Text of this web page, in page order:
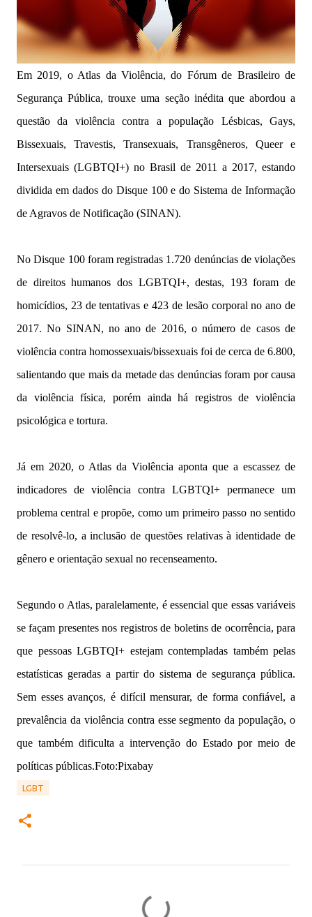
Em 2019, o Atlas da Violência, do Fórum de Brasileiro de
Segurança Pública, trouxe uma seção inédita que abordou a
questão da violência contra a população Lésbicas, Gays,
Bissexuais, Travestis, Transexuais, Transgêneros, Queer e
Intersexuais (LGBTQI+) no Brasil de 2011 a 2017, estando
dividida em dados do Disque 100 e do Sistema de Informação
de Agravos de Notificação (SINAN).
No Disque 100 foram registradas 1.720 denúncias de violações
de direitos humanos dos LGBTQI+, destas, 193 foram de
homicídios, 23 de tentativas e 423 de lesão corporal no ano de
2017. No SINAN, no ano de 2016, o número de casos de
violência contra homossexuais/bissexuais foi de cerca de 6.800,
salientando que mais da metade das denúncias foram por causa
da violência física, porém ainda há registros de violência
psicológica e tortura.
Já em 2020, o Atlas da Violência aponta que a escassez de
indicadores de violência contra LGBTQI+ permanece um
problema central e propõe, como um primeiro passo no sentido
de resolvê-lo, a inclusão de questões relativas à identidade de
gênero e orientação sexual no recenseamento.
Segundo o Atlas, paralelamente, é essencial que essas variáveis
se façam presentes nos registros de boletins de ocorrência, para
que pessoas LGBTQI+ estejam contempladas também pelas
estatísticas geradas a partir do sistema de segurança pública.
Sem esses avanços, é difícil mensurar, de forma confiável, a
prevalência da violência contra esse segmento da população, o
que também dificulta a intervenção do Estado por meio de
políticas públicas.Foto:Pixabay
LGBT